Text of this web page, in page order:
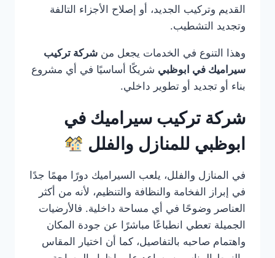
القديم وتركيب الجديد، أو إصلاح الأجزاء التالفة
وتجديد التشطيب.
وهذا التنوع في الخدمات يجعل من شركة تركيب
سيراميك في ابوظبي شريكًا أساسيًا في أي مشروع
بناء أو تجديد أو تطوير داخلي.
شركة تركيب سيراميك في
ابوظبي للمنازل والفلل
في المنازل والفلل، يلعب السيراميك دورًا مهمًا جدًا
في إبراز الفخامة والنظافة والتنظيم، لأنه من أكثر
العناصر وضوحًا في أي مساحة داخلية. فالأرضيات
الجميلة تعطي انطباعًا مباشرًا عن جودة المكان
واهتمام صاحبه بالتفاصيل، كما أن اختيار المقاس